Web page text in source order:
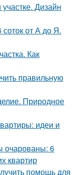
Дизайн
соток от А до Я.
Как
правильную
Природное
идеи и
очарованы: 6
квартир
помощь для